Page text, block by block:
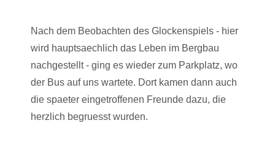
Nach dem Beobachten des Glockenspiels - hier
wird hauptsaechlich das Leben im Bergbau
nachgestellt - ging es wieder zum Parkplatz, wo
der Bus auf uns wartete. Dort kamen dann auch
die spaeter eingetroffenen Freunde dazu, die
herzlich begruesst wurden.